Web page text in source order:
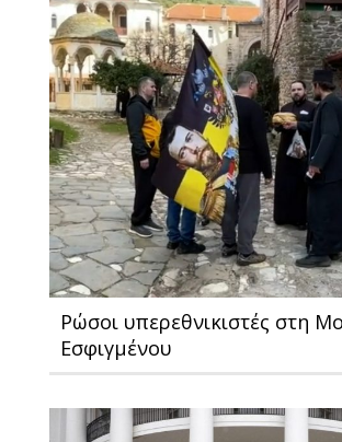
Ρώσοι υπερεθνικιστές στη
Εσφιγμένου